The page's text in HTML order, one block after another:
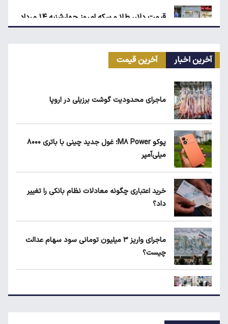
قیمت دلار، طلا و سکه امروز چهارشنبه ۱۴ مرداد
۱۴۰۵
انتقال سهمیه بنزین خودروها به کارت بانکی تا
محاصره ریال/ کیوسک امروز دوشنبه ۱۲ مرداد
زمان شارژ کالابرگ با رقم آخر کد ملی صفر تا ۲
زمانبندی‌ شارژ کالابرگ الکترونیکی تغییر کرد
آخرین اخبار آخرین قیمت
ماجرای محدودیت گوشت برزیلی در اروپا
پوکو M۸ Power؛ غول جدید چینی با باتری ۸۰۰۰
میلی‌آمپر
خرید اعتباری چگونه معادلات نظام بانکی را تغییر
داد؟
ماجرای واریز ۳ میلیون تومانی سود سهام عدالت
چیست؟
زمانبندی‌ شارژ کالابرگ الکترونیکی تغییر کرد